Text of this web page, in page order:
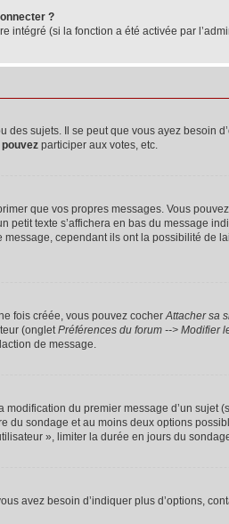
?
intégré (si la fonction a été activée par
sujets. Il se peut que vous ayez
pouvez participer aux votes, etc.
que vos propres messages. Vous
texte s’affichera en bas du message
cependant ils ont la possibilité
fois créée, vous pouvez cocherAttacher sa
(ongletPréférences du forum --> Modifier
de message.
du premier message d’un sujet
du sondage et au moins deux options
», limiter la durée en jours du
avez besoin d’indiquer plus d’options,